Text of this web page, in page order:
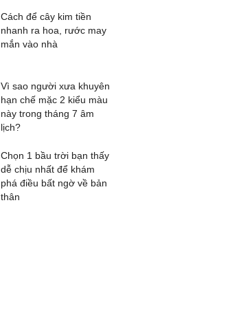
Cách để cây kim tiền
nhanh ra hoa, rước may
mắn vào nhà
Vì sao người xưa khuyên
hạn chế mặc 2 kiểu màu
này trong tháng 7 âm
lịch?
Chọn 1 bầu trời bạn thấy
dễ chịu nhất để khám
phá điều bất ngờ về bản
thân